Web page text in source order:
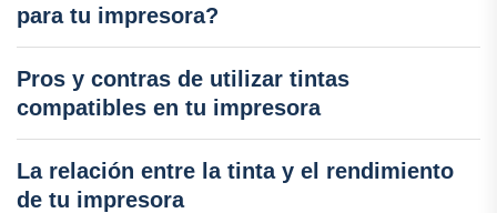
para tu impresora?
Pros y contras de utilizar tintas
compatibles en tu impresora
La relación entre la tinta y el rendimiento
de tu impresora